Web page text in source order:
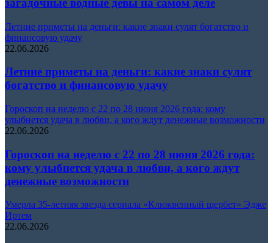
загадочные водные девы на самом деле
Летние приметы на деньги: какие знаки сулят богатство и
финансовую удачу
22.06.2026
Летние приметы на деньги: какие знаки сулят
богатство и финансовую удачу
Гороскоп на неделю с 22 по 28 июня 2026 года: кому
улыбнется удача в любви, а кого ждут денежные возможности
22.06.2026
Гороскоп на неделю с 22 по 28 июня 2026 года:
кому улыбнется удача в любви, а кого ждут
денежные возможности
Умерла 35-летняя звезда сериала «Клюквенный щербет» Эдже
Иртем
22.06.2026